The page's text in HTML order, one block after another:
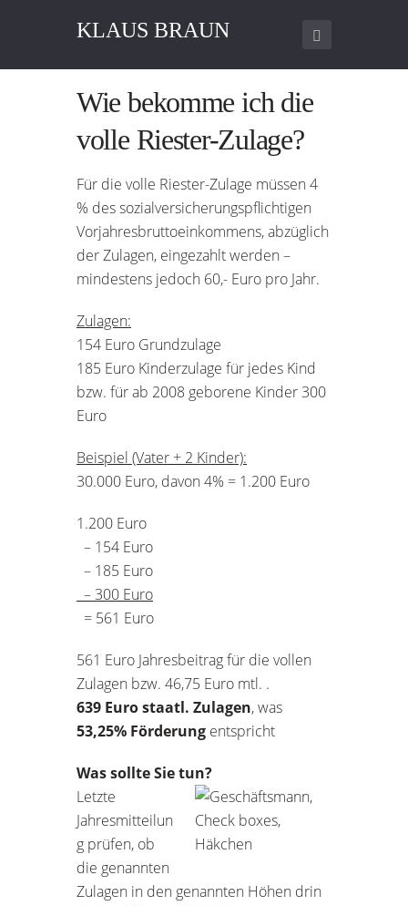
KLAUS BRAUN
Wie bekomme ich die
volle Riester-Zulage?
Für die volle Riester-Zulage müssen 4
% des sozialversicherungspflichtigen
Vorjahresbruttoeinkommens, abzüglich
der Zulagen, eingezahlt werden –
mindestens jedoch 60,- Euro pro Jahr.
Zulagen:
154 Euro Grundzulage
185 Euro Kinderzulage für jedes Kind
bzw. für ab 2008 geborene Kinder 300
Euro
Beispiel (Vater + 2 Kinder):
30.000 Euro, davon 4% = 1.200 Euro
1.200 Euro
– 154 Euro
– 185 Euro
– 300 Euro
= 561 Euro
561 Euro Jahresbeitrag für die vollen
Zulagen bzw. 46,75 Euro mtl. .
639 Euro staatl. Zulagen, was
53,25% Förderung entspricht
Was sollte Sie tun?
Letzte
Jahresmitteilun
g prüfen, ob
die genannten
Zulagen in den genannten Höhen drin